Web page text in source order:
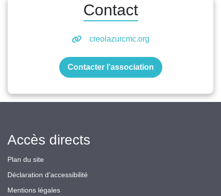
Contact
creolazurcmc.org
Contacter l’association
Accès directs
Plan du site
Déclaration d’accessibilité
Mentions légales